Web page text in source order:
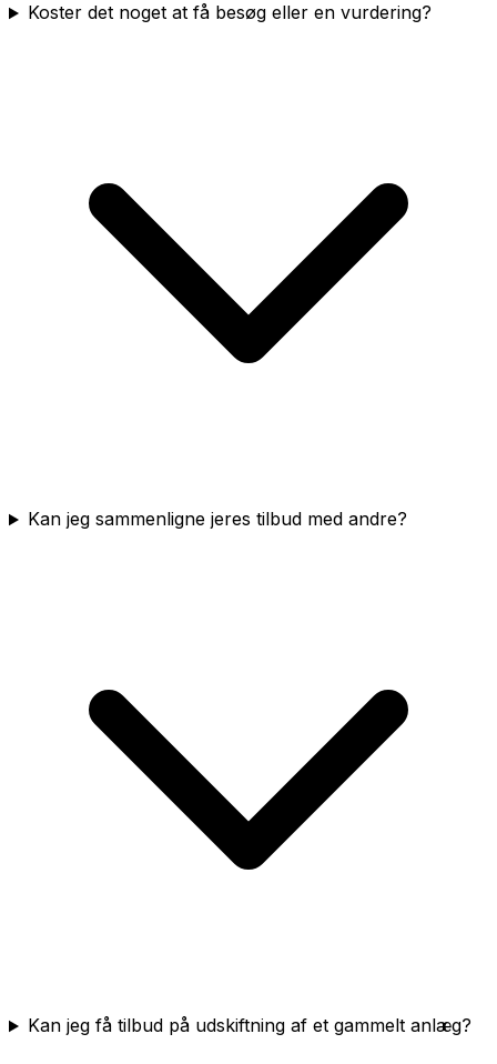
Koster det noget at få besøg eller en vurdering?
Kan jeg sammenligne jeres tilbud med andre?
Kan jeg få tilbud på udskiftning af et gammelt anlæg?